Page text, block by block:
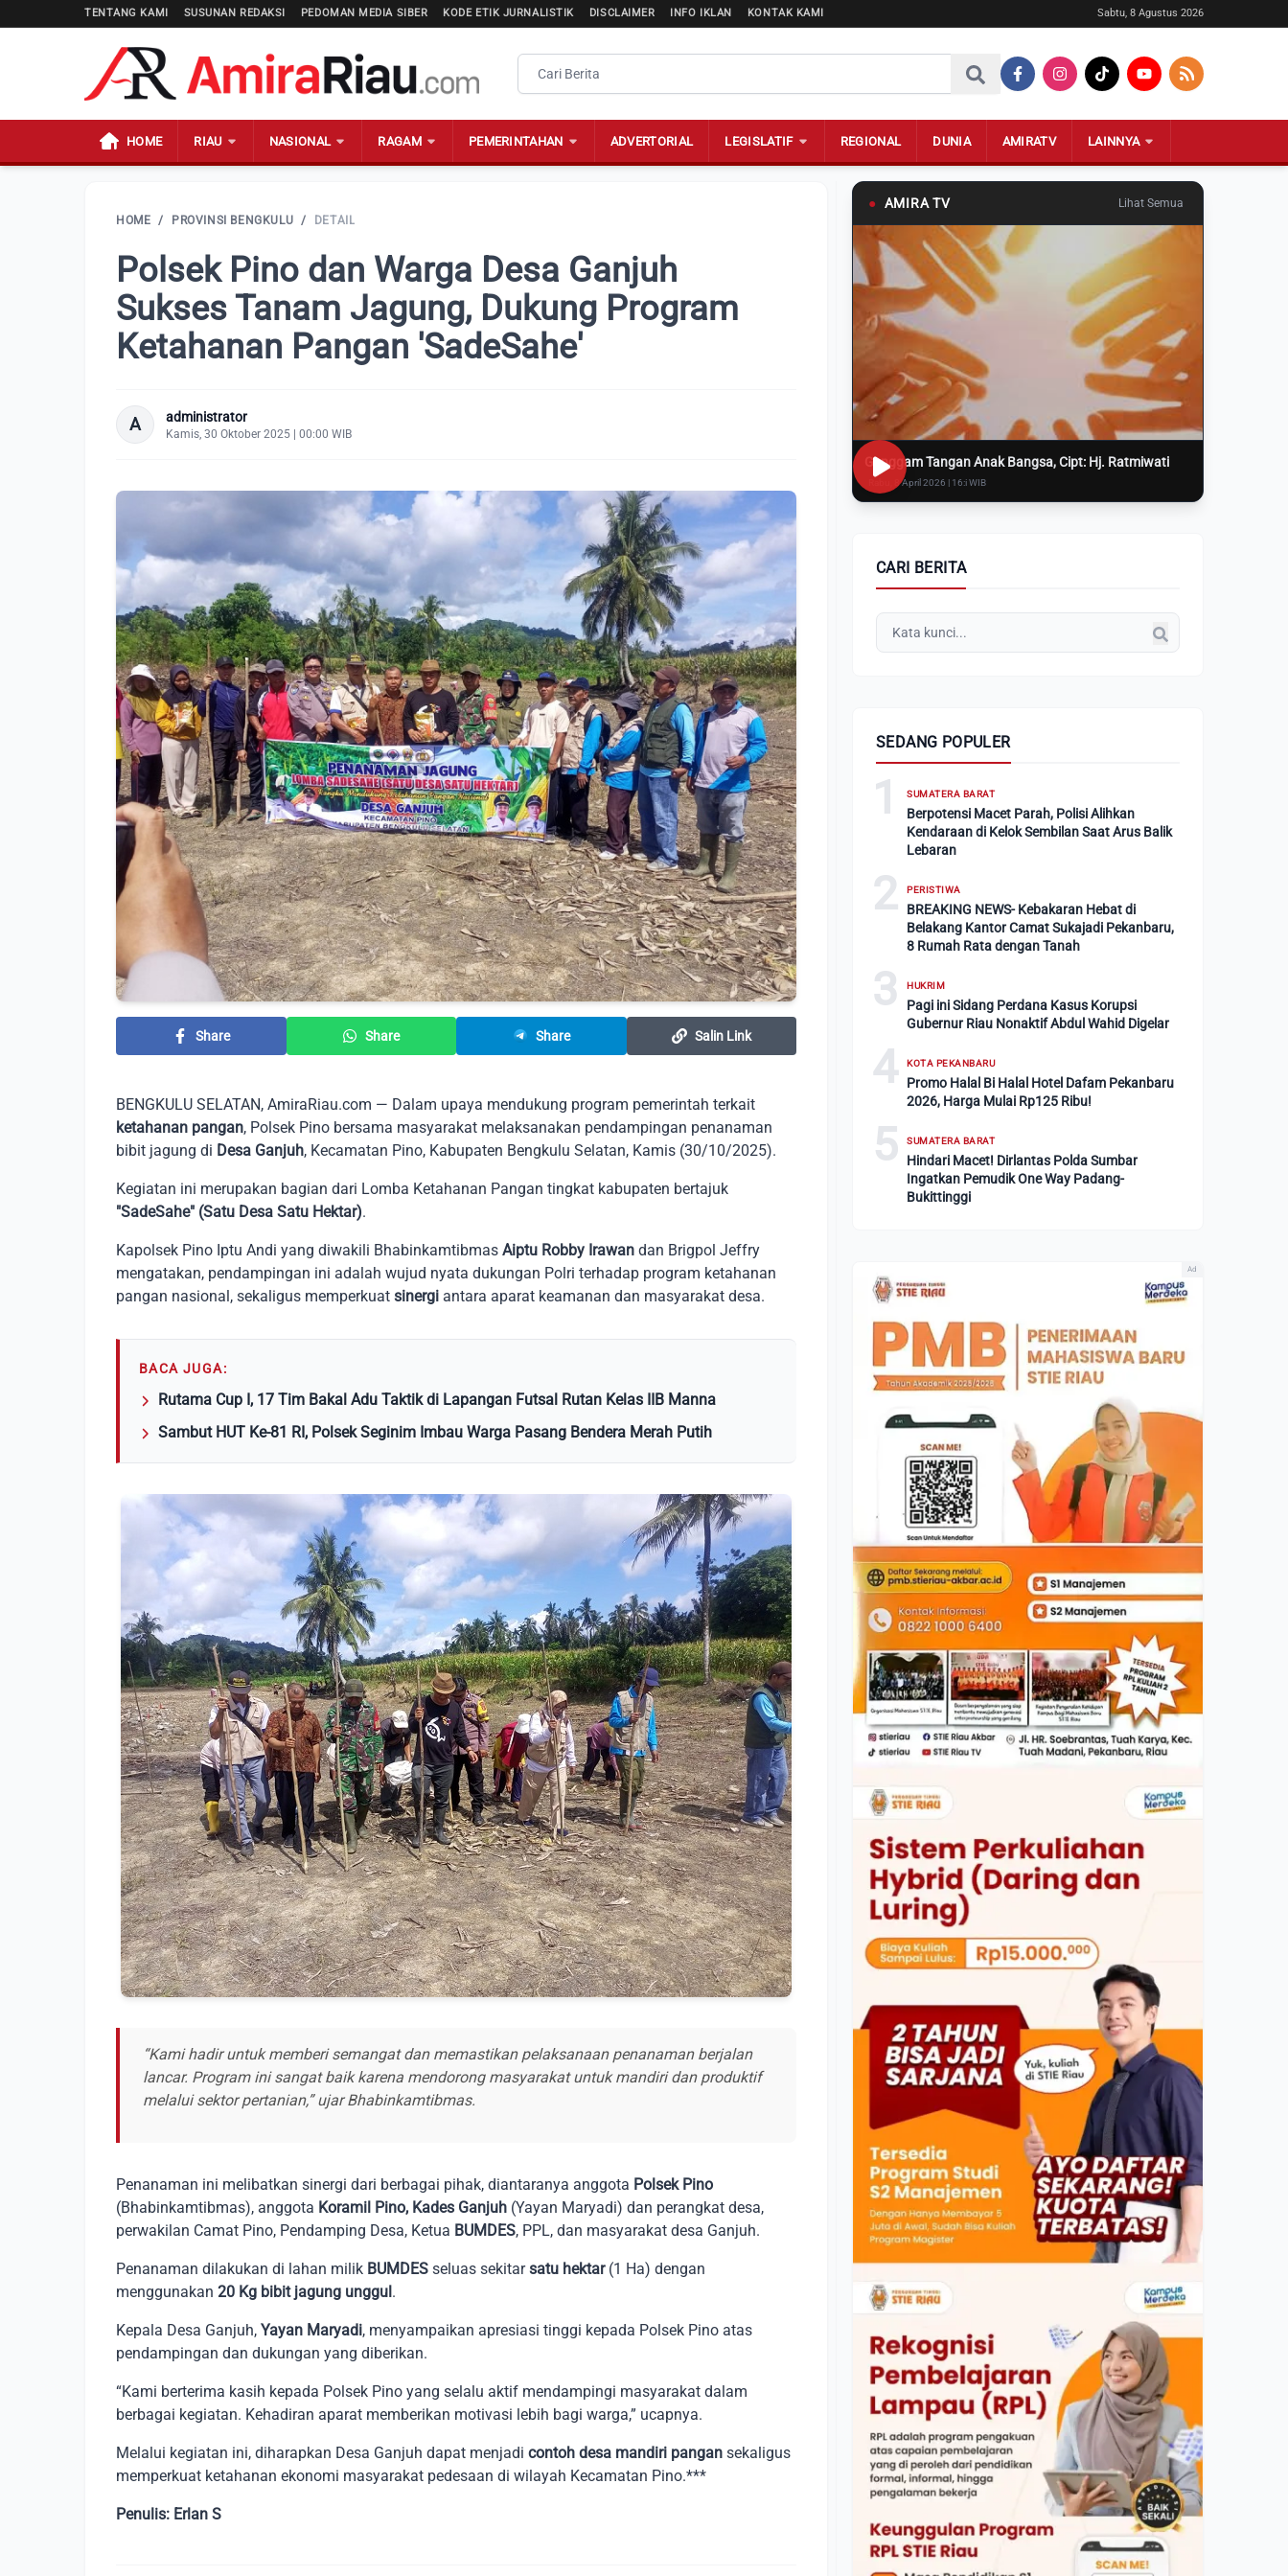
TENTANG KAMI SUSUNAN REDAKSI PEDOMAN MEDIA SIBER KODE ETIK JURNALISTIK DISCLAIMER INFO IKLAN KONTAK KAMI Sabtu, 8 Agustus 2026
HOME RIAU NASIONAL RAGAM PEMERINTAHAN ADVERTORIAL LEGISLATIF REGIONAL DUNIA AMIRATV LAINNYA
HOME / PROVINSI BENGKULU / DETAIL
Polsek Pino dan Warga Desa Ganjuh
Sukses Tanam Jagung, Dukung Program
Ketahanan Pangan 'SadeSahe'
A administrator
Kamis, 30 Oktober 2025 | 00:00 WIB
Share Share Share Salin Link
BENGKULU SELATAN, AmiraRiau.com — Dalam upaya mendukung program pemerintah terkait
ketahanan pangan, Polsek Pino bersama masyarakat melaksanakan pendampingan penanaman
bibit jagung di Desa Ganjuh, Kecamatan Pino, Kabupaten Bengkulu Selatan, Kamis (30/10/2025).
Kegiatan ini merupakan bagian dari Lomba Ketahanan Pangan tingkat kabupaten bertajuk
"SadeSahe" (Satu Desa Satu Hektar).
Kapolsek Pino Iptu Andi yang diwakili Bhabinkamtibmas Aiptu Robby Irawan dan Brigpol Jeffry
mengatakan, pendampingan ini adalah wujud nyata dukungan Polri terhadap program ketahanan
pangan nasional, sekaligus memperkuat sinergi antara aparat keamanan dan masyarakat desa.
BACA JUGA:
Rutama Cup I, 17 Tim Bakal Adu Taktik di Lapangan Futsal Rutan Kelas IIB Manna
Sambut HUT Ke-81 RI, Polsek Seginim Imbau Warga Pasang Bendera Merah Putih
“Kami hadir untuk memberi semangat dan memastikan pelaksanaan penanaman berjalan
lancar. Program ini sangat baik karena mendorong masyarakat untuk mandiri dan produktif
melalui sektor pertanian,” ujar Bhabinkamtibmas.
Penanaman ini melibatkan sinergi dari berbagai pihak, diantaranya anggota Polsek Pino
(Bhabinkamtibmas), anggota Koramil Pino, Kades Ganjuh (Yayan Maryadi) dan perangkat desa,
perwakilan Camat Pino, Pendamping Desa, Ketua BUMDES, PPL, dan masyarakat desa Ganjuh.
Penanaman dilakukan di lahan milik BUMDES seluas sekitarsatu hektar(1 Ha) dengan
menggunakan 20 Kg bibit jagung unggul.
Kepala Desa Ganjuh, Yayan Maryadi, menyampaikan apresiasi tinggi kepada Polsek Pino atas
pendampingan dan dukungan yang diberikan.
“Kami berterima kasih kepada Polsek Pino yang selalu aktif mendampingi masyarakat dalam
berbagai kegiatan. Kehadiran aparat memberikan motivasi lebih bagi warga,” ucapnya.
Melalui kegiatan ini, diharapkan Desa Ganjuh dapat menjadi contoh desa mandiri pangan sekaligus
memperkuat ketahanan ekonomi masyarakat pedesaan di wilayah Kecamatan Pino.***
Penulis: Erlan S
● AMIRA TV Lihat Semua
Genggam Tangan Anak Bangsa, Cipt: Hj. Ratmiwati
Rabu, 8 April 2026 | 16:i WIB
CARI BERITA
SEDANG POPULER
1 SUMATERA BARAT
Berpotensi Macet Parah, Polisi Alihkan
Kendaraan di Kelok Sembilan Saat Arus Balik
Lebaran
2 PERISTIWA
BREAKING NEWS- Kebakaran Hebat di
Belakang Kantor Camat Sukajadi Pekanbaru,
8 Rumah Rata dengan Tanah
3 HUKRIM
Pagi ini Sidang Perdana Kasus Korupsi
Gubernur Riau Nonaktif Abdul Wahid Digelar
4 KOTA PEKANBARU
Promo Halal Bi Halal Hotel Dafam Pekanbaru
2026, Harga Mulai Rp125 Ribu!
5 SUMATERA BARAT
Hindari Macet! Dirlantas Polda Sumbar
Ingatkan Pemudik One Way Padang-
Bukittinggi
Ad